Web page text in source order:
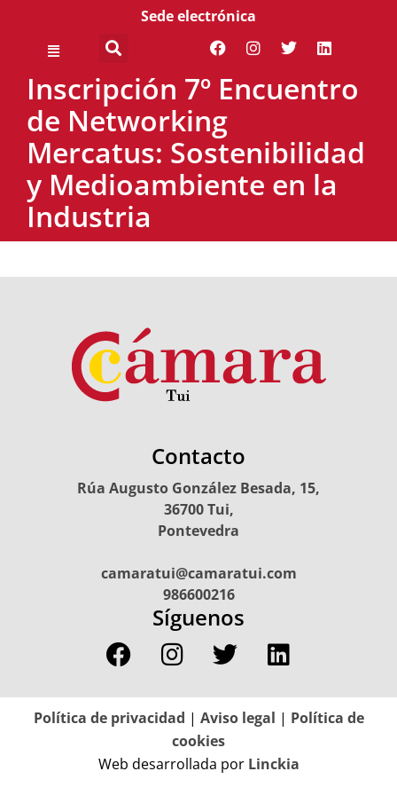
Sede electrónica
Inscripción 7º Encuentro
de Networking
Mercatus: Sostenibilidad
y Medioambiente en la
Industria
Contacto
Rúa Augusto González Besada, 15,
36700 Tui,
Pontevedra
camaratui@camaratui.com
986600216
Síguenos
Política de privacidad | Aviso legal | Política de
cookies
Web desarrollada porLinckia